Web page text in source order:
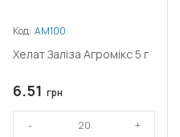
Код: АМ100
Хелат Заліза Агромікс 5 г
6.51 грн